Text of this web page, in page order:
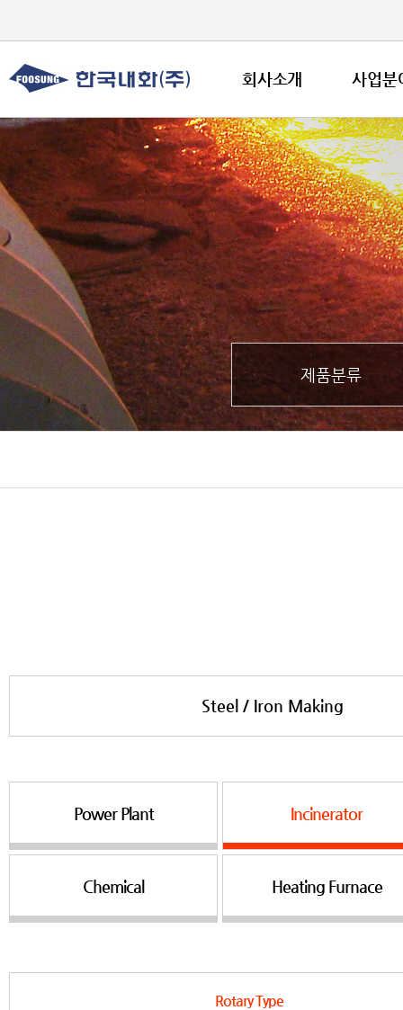
회사소개 사업분
제품분류
Steel / Iron Making
Power Plant Incinerator
Chemical Heating Furnace
Rotary Type